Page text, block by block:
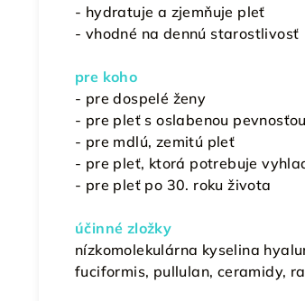
- hydratuje a zjemňuje pleť
- vhodné na dennú starostlivosť
pre koho
- pre dospelé ženy
- pre pleť s oslabenou pevnosťou
- pre mdlú, zemitú pleť
- pre pleť, ktorá potrebuje
- pre pleť po 30. roku života
účinné zložky
nízkomolekulárna kyselina
fuciformis, pullulan, ceramidy,